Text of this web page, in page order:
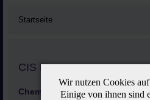
Startseite
CIS Herzog
Chemie ist überall !
Wir nutzen Cookies
Einige von ihnen sind